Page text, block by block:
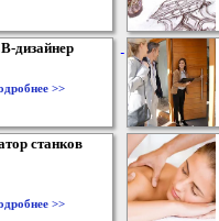
дизайнер
>>
станков
>>